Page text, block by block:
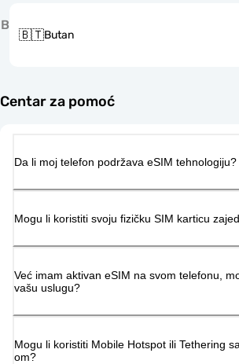
B
🇧🇹Butan
Centar za pomoć
Da li moj telefon podržava eSIM tehnologiju?
Mogu li koristiti svoju fizičku SIM karticu
Već imam aktivan eSIM na svom telefonu,
vašu uslugu?
Mogu li koristiti Mobile Hotspot ili Tethering
om?